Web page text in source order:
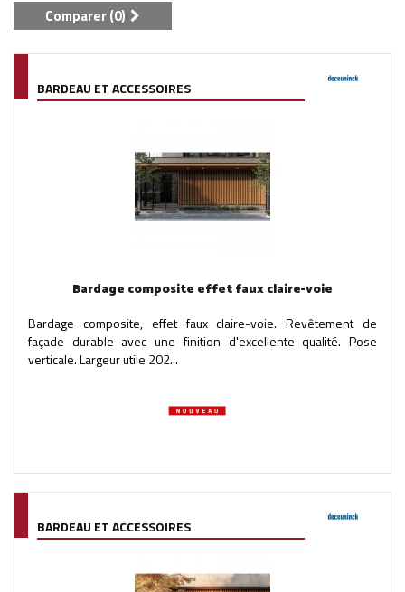
Comparer (0)
BARDEAU ET ACCESSOIRES
Bardage composite effet faux claire-voie
Bardage composite, effet faux claire-voie. Revêtement de
façade durable avec une finition d'excellente qualité. Pose
verticale. Largeur utile 202...
BARDEAU ET ACCESSOIRES